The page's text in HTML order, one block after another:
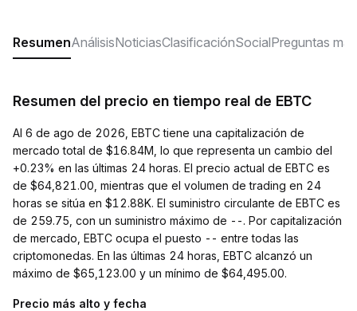
ResumenAnálisisNoticiasClasificaciónSocialPreguntas
Resumen del precio en tiempo real de EBTC
Al 6 de ago de 2026, EBTC tiene una capitalización de
mercado total de $16.84M, lo que representa un cambio del
+0.23% en las últimas 24 horas. El precio actual de EBTC es
de $64,821.00, mientras que el volumen de trading en 24
horas se sitúa en $12.88K. El suministro circulante de EBTC es
de 259.75, con un suministro máximo de --. Por capitalización
de mercado, EBTC ocupa el puesto -- entre todas las
criptomonedas. En las últimas 24 horas, EBTC alcanzó un
máximo de $65,123.00 y un mínimo de $64,495.00.
Precio más alto y fecha